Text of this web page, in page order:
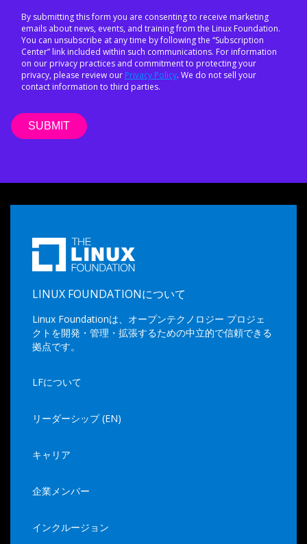
By submitting this form you are consenting to receive marketing
emails about news, events, and training from the Linux Foundation.
You can unsubscribe at any time by following the “Subscription
Center” link included within such communications. For information
on our privacy practices and commitment to protecting your
privacy, please review our Privacy Policy. We do not sell your
contact information to third parties.
LINUX FOUNDATIONについて
Linux Foundationは、オープンテクノロジー プロジェ
クトを開発・管理・拡張するための中立的で信頼できる
拠点です。
LFについて
リーダーシップ (EN)
キャリア
企業メンバー
インクルージョン